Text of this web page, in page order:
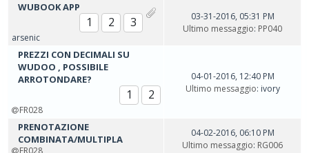
WUBOOK APP
1 2 3
arsenic
03-31-2016, 05:31 PM
Ultimo messaggio: PP040
PREZZI CON DECIMALI SU
WUDOO , POSSIBILE
ARROTONDARE?
1 2
FR028
04-01-2016, 12:40 PM
Ultimo messaggio: ivory
PRENOTAZIONE
COMBINATA/MULTIPLA
04-02-2016, 06:10 PM
Ultimo messaggio: RG006